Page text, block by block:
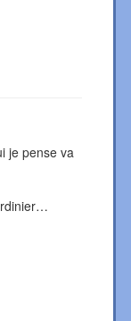
je pense va